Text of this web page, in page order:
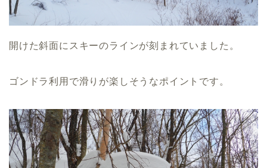
開けた斜面にスキーのラインが刻まれていました。
ゴンドラ利用で滑りが楽しそうなポイントです。